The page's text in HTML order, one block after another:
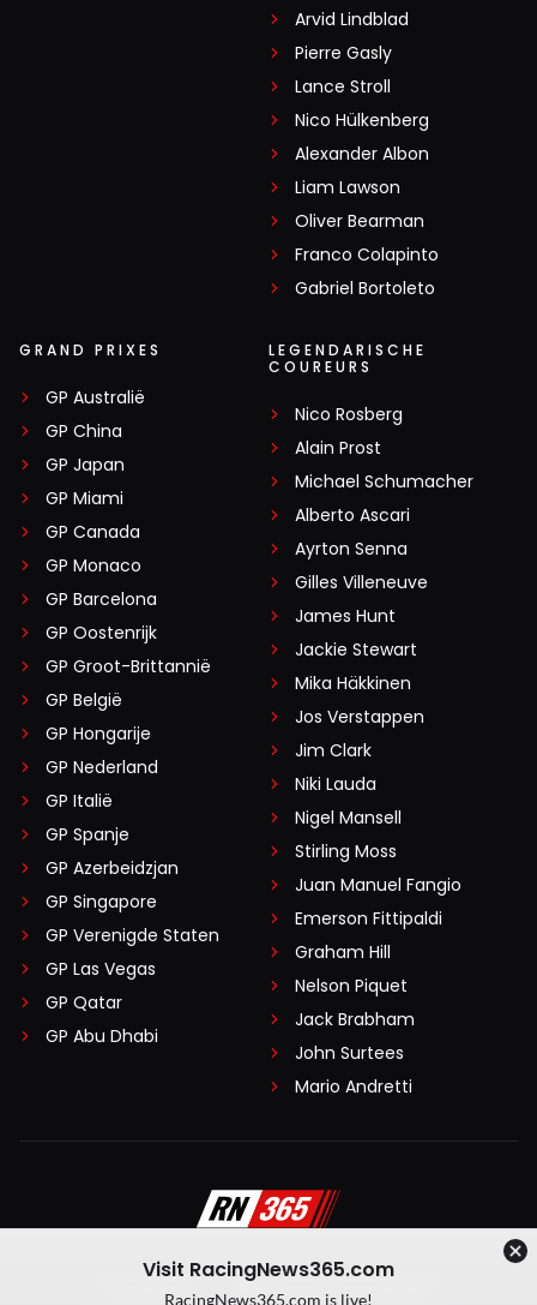
Arvid Lindblad
Pierre Gasly
Lance Stroll
Nico Hülkenberg
Alexander Albon
Liam Lawson
Oliver Bearman
Franco Colapinto
Gabriel Bortoleto
GRAND PRIXES
GP Australië
GP China
GP Japan
GP Miami
GP Canada
GP Monaco
GP Barcelona
GP Oostenrijk
GP Groot-Brittannië
GP België
GP Hongarije
GP Nederland
GP Italië
GP Spanje
GP Azerbeidzjan
GP Singapore
GP Verenigde Staten
GP Las Vegas
GP Qatar
GP Abu Dhabi
LEGENDARISCHE
COUREURS
Nico Rosberg
Alain Prost
Michael Schumacher
Alberto Ascari
Ayrton Senna
Gilles Villeneuve
James Hunt
Jackie Stewart
Mika Häkkinen
Jos Verstappen
Jim Clark
Niki Lauda
Nigel Mansell
Stirling Moss
Juan Manuel Fangio
Emerson Fittipaldi
Graham Hill
Nelson Piquet
Jack Brabham
John Surtees
Mario Andretti
Algemene voorwaarden
Visit RacingNews365.com
RacingNews365.com is live!